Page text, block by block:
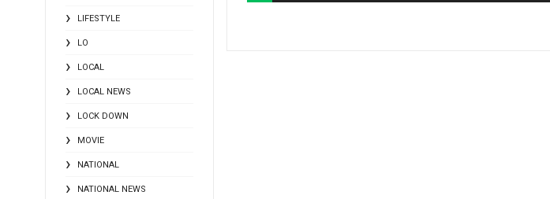
LIFESTYLE
LO
LOCAL
LOCAL NEWS
LOCK DOWN
MOVIE
NATIONAL
NATIONAL NEWS